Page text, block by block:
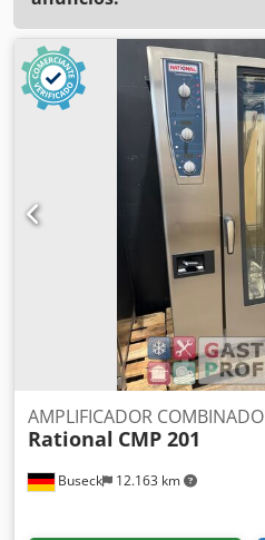
Buseck 12.163 km
AMPLIFICADOR COMBINADO
Rational CMP 201